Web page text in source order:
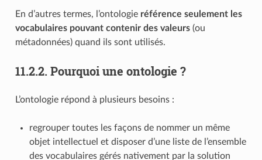
En d’autres termes, l’ontologie référence seulement les
vocabulaires pouvant contenir des valeurs(ou
métadonnées) quand ils sont utilisés.
11.2.2. Pourquoi une ontologie ?
L’ontologie répond à plusieurs besoins :
regrouper toutes les façons de nommer un même
objet intellectuel et disposer d’une liste de l’ensemble
des vocabulaires gérés nativement par la solution